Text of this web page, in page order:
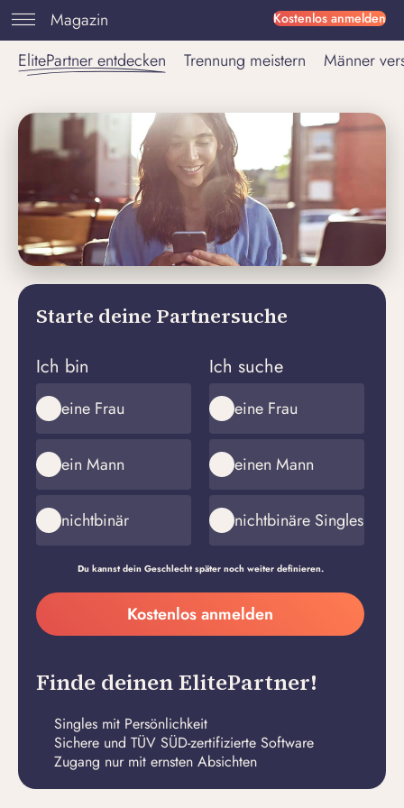
Kostenlos anmelden
Magazin
ElitePartner entdecken
Trennung meistern Männer
Starte deine Partnersuche
Ich bin
eine Frau
ein Mann
nichtbinär
Ich suche
eine Frau
einen Mann
nichtbinäre Singles
Du kannst dein Geschlecht später noch weiter definieren.
Meine
E-
Adresse
erstellen
Kostenlos anmelden
Finde deinen ElitePartner!
Singles mit Persönlichkeit
Sichere und TÜV SÜD-zertifizierte Software
Zugang nur mit ernsten Absichten